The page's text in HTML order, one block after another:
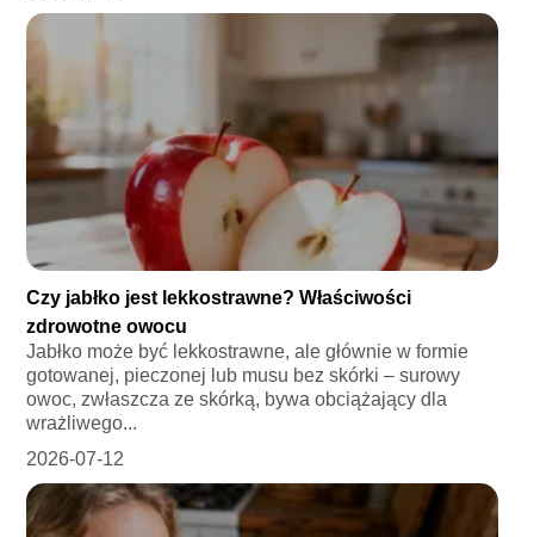
Czy jabłko jest lekkostrawne? Właściwości
zdrowotne owocu
Jabłko może być lekkostrawne, ale głównie w formie
gotowanej, pieczonej lub musu bez skórki – surowy
owoc, zwłaszcza ze skórką, bywa obciążający dla
wrażliwego...
2026-07-12